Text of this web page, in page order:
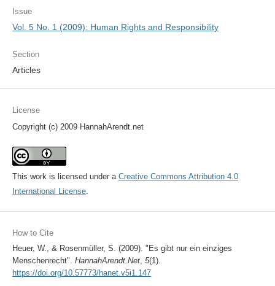
Issue
Vol. 5 No. 1 (2009): Human Rights and Responsibility
Section
Articles
License
Copyright (c) 2009 HannahArendt.net
This work is licensed under a Creative Commons Attribution 4.0
International License.
How to Cite
Heuer, W., & Rosenmüller, S. (2009). "Es gibt nur ein einziges
Menschenrecht". HannahArendt.Net, 5(1).
https://doi.org/10.57773/hanet.v5i1.147